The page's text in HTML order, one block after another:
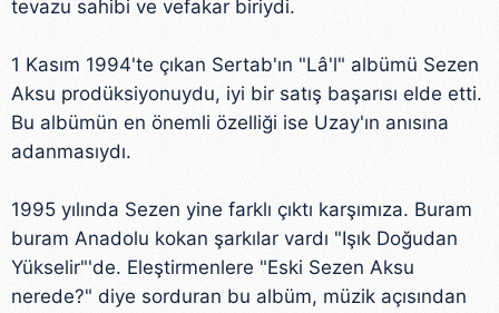
verileriniz işlenmekte olup gerekli olan çerezler bilgi
kullanılmaktadır. Diğer çerezler, sitemizin daha işlevsel
kılınması ve kişiselleştirilmesi ve sizlere yönelik
reklam/pazarlama faaliyetlerinin yapılması, amaçlarıyla
sınırlı olarak açık rızanız dahilinde kullanılacaktır.
Çerezlere ilişkin tercihlerinizi aşağıda yer alan panel
vasıtasıyla belirleyebilirsiniz. Çerezlere ilişkin detaylı bilgi
için Ayarlar butonuna tıklayabilir,Çerez Bilgilendirme
Metnimiziziyaret edebilirsiniz.
tevazu sahibi ve vefakar biriydi.
1 Kasım 1994'te çıkan Sertab'ın "Lâ'l" albümü Sezen
Aksu prodüksiyonuydu, iyi bir satış başarısı elde etti.
Bu albümün en önemli özelliği ise Uzay'ın anısına
adanmasıydı.
1995 yılında Sezen yine farklı çıktı karşımıza. Buram
buram Anadolu kokan şarkılar vardı "Işık Doğudan
Yükselir"'de. Eleştirmenlere "Eski Sezen Aksu
nerede?" diye sorduran bu albüm, müzik açısından